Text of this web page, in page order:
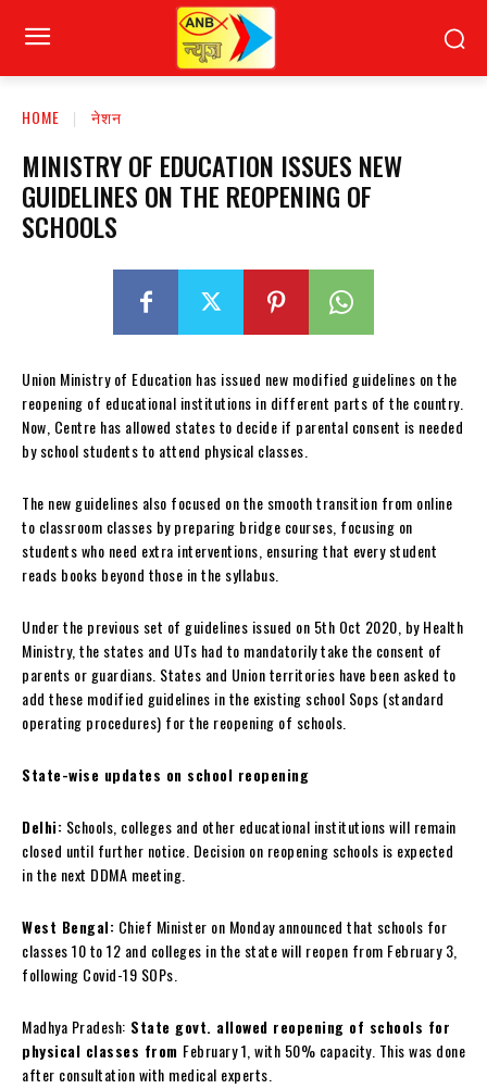
HOME नेशन
MINISTRY OF EDUCATION ISSUES NEW
GUIDELINES ON THE REOPENING OF
SCHOOLS
Union Ministry of Education has issued new modified guidelines on the
reopening of educational institutions in different parts of the country.
Now, Centre has allowed states to decide if parental consent is needed
by school students to attend physical classes.
The new guidelines also focused on the smooth transition from online
to classroom classes by preparing bridge courses, focusing on
students who need extra interventions, ensuring that every student
reads books beyond those in the syllabus.
Under the previous set of guidelines issued on 5th Oct 2020, by Health
Ministry, the states and UTs had to mandatorily take the consent of
parents or guardians. States and Union territories have been asked to
add these modified guidelines in the existing school Sops (standard
operating procedures) for the reopening of schools.
State-wise updates on school reopening
Delhi: Schools, colleges and other educational institutions will remain
closed until further notice. Decision on reopening schools is expected
in the next DDMA meeting.
West Bengal: Chief Minister on Monday announced that schools for
classes 10 to 12 and colleges in the state will reopen from February 3,
following Covid-19 SOPs.
Madhya Pradesh: State govt. allowed reopening of schools for
physical classes from February 1, with 50% capacity. This was done
after consultation with medical experts.